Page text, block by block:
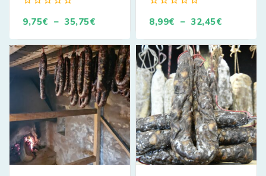
de
9,75€ – 35,75€
de
8,99€ – 32,45€